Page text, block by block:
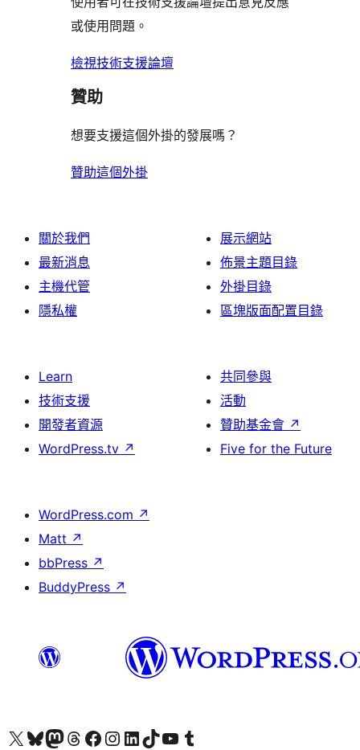
或使用問題。
檢視技術支援論壇
贊助
想要支援這個外掛的發展嗎？
贊助這個外掛
關於我們
最新消息
主機代管
隱私權
展示網站
佈景主題目錄
外掛目錄
區塊版面配置目錄
Learn
技術支援
開發者資源
WordPress.tv ↗
共同參與
活動
贊助基金會 ↗
Five for the Future
WordPress.com ↗
Matt ↗
bbPress ↗
BuddyPress ↗
查看我們的 X (之前的 Twitter) 帳號造訪我們的 Bluesky 帳號造訪我們的 Mastodon 帳號造訪我們的 Threads 帳號 造訪我們的 Facebook 粉絲專頁Visit our Instagram account
Visit our LinkedIn account
造訪我們的 TikTok 帳號Visit our YouTube channel
造訪我們的 Tumblr 帳號